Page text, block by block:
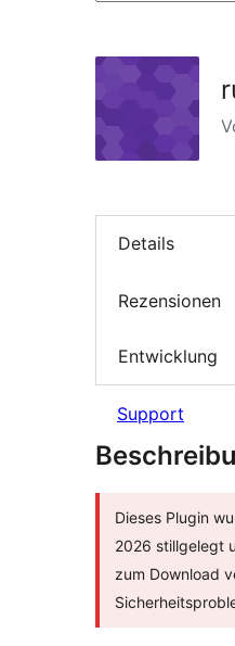
Details
Rezensionen
Entwicklung
Support
Dieses Plugin
2026 stillgelegt
zum Download